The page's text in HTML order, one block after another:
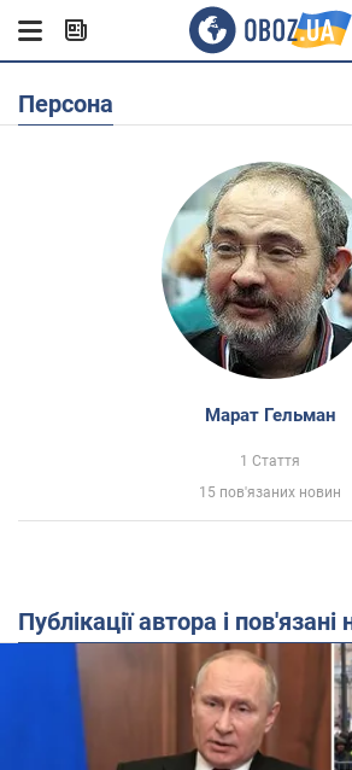
Персона
Марат Гельман
1 Стаття
15 пов'язаних новин
Публікації автора і